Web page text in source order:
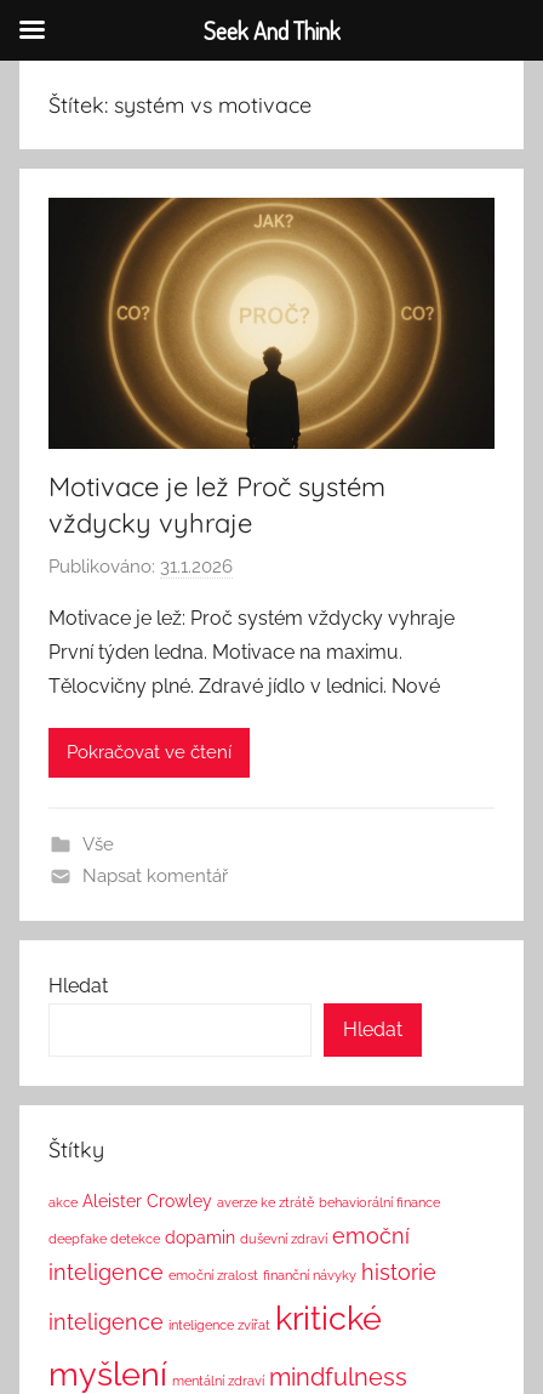
obsahu
Štítek: systém vs motivace
Motivace je lež Proč systém
vždycky vyhraje
Publikováno: 31.1.2026
t
o
r
:
d
k
Motivace je lež: Proč systém vždycky vyhraje
První týden ledna. Motivace na maximu.
Tělocvičny plné. Zdravé jídlo v lednici. Nové
Pokračovat ve čtení
Vše
Napsat komentář
Hledat
Hledat
Štítky
akce Aleister Crowley averze ke ztrátě behaviorální finance
deepfake detekce dopamin duševní zdraví emoční
inteligence emoční zralost finanční návyky historie
inteligence inteligence zvířat kritické
myšlení mentální zdraví mindfulness
Seek And Think